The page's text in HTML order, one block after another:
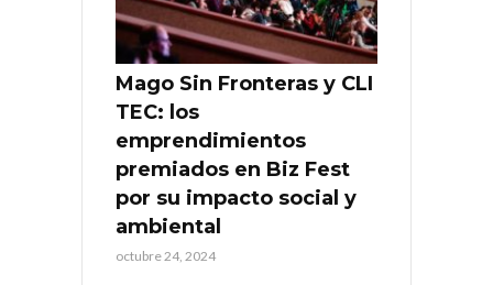
Mago Sin Fronteras y CLI
TEC: los
emprendimientos
premiados en Biz Fest
por su impacto social y
ambiental
octubre 24, 2024